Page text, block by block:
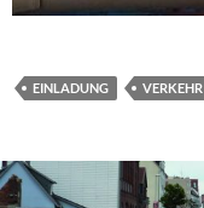
EINLADUNG VERKEHR